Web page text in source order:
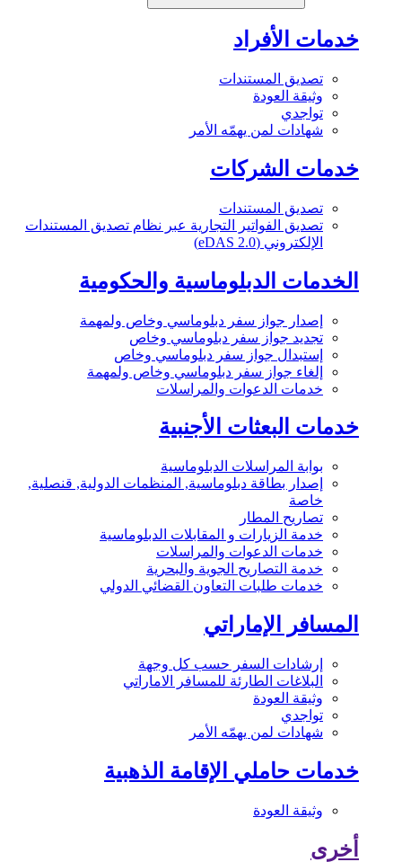
خدمات الأفراد
تصديق المستندات
وثيقة العودة
تواجدي
شهادات لمن يهمّه الأمر
خدمات الشركات
تصديق المستندات
تصديق الفواتير التجارية عبر نظام تصديق المستندات
الإلكتروني (eDAS 2.0)
الخدمات الدبلوماسية والحكومية
إصدار جواز سفر دبلوماسي وخاص ولمهمة
تجديد جواز سفر دبلوماسي وخاص
إستبدال جواز سفر دبلوماسي وخاص
إلغاء جواز سفر دبلوماسي وخاص ولمهمة
خدمات الدعوات والمراسلات
خدمات البعثات الأجنبية
بوابة المراسلات الدبلوماسية
إصدار بطاقة دبلوماسية, المنظمات الدولية, قنصلية,
خاصة
تصاريح المطار
خدمة الزيارات و المقابلات الدبلوماسية
خدمات الدعوات والمراسلات
خدمة التصاريح الجوية والبحرية
خدمات طلبات التعاون القضائي الدولي
المسافر الإماراتي
إرشادات السفر حسب كل وجهة
البلاغات الطارئة للمسافر الاماراتي
وثيقة العودة
تواجدي
شهادات لمن يهمّه الأمر
خدمات حاملي الإقامة الذهبية
وثيقة العودة
أخرى